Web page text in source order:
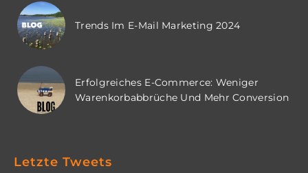
Trends Im E-Mail Marketing 2024
Erfolgreiches E-Commerce: Weniger
Warenkorbabbrüche Und Mehr Conversion
Letzte Tweets